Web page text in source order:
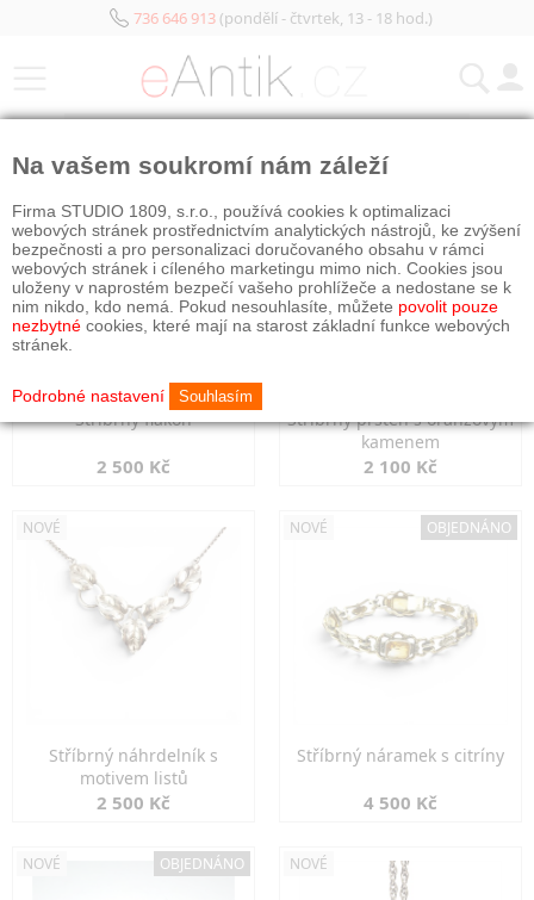
736 646 913(pondělí - čtvrtek, 13 - 18 hod.)
Stříbrný flakon
2 500 Kč
Stříbrný prsten s oranžovým
kamenem
2 100 Kč
NOVÉ
Stříbrný náhrdelník s
motivem listů
2 500 Kč
NOVÉ OBJEDNÁNO
Stříbrný náramek s citríny
4 500 Kč
NOVÉ OBJEDNÁNO NOVÉ
Na vašem soukromí nám záleží
Firma STUDIO 1809, s.r.o., používá cookies k optimalizaci
webových stránek prostřednictvím analytických nástrojů, ke zvýšení
bezpečnosti a pro personalizaci doručovaného obsahu v rámci
webových stránek i cíleného marketingu mimo nich. Cookies jsou
uloženy v naprostém bezpečí vašeho prohlížeče a nedostane se k
nim nikdo, kdo nemá. Pokud nesouhlasíte, můžete povolit pouze
nezbytné cookies, které mají na starost základní funkce webových
stránek.
Podrobné nastavení Souhlasím